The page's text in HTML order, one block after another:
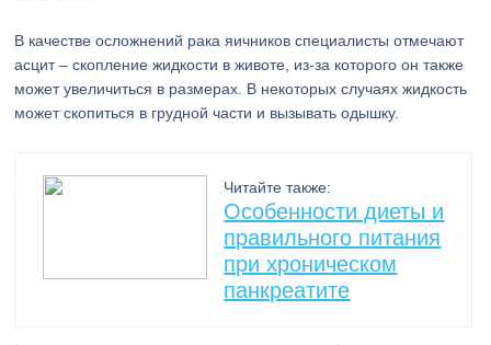
В качестве осложнений рака яичников специалисты отмечают
асцит – скопление жидкости в животе, из-за которого он также
может увеличиться в размерах. В некоторых случаях жидкость
может скопиться в грудной части и вызывать одышку.
Читайте также:
Особенности диеты и
правильного питания
при хроническом
панкреатите